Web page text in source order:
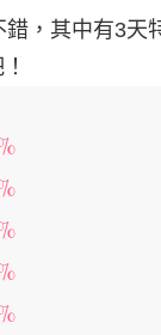
錯，其中有3天